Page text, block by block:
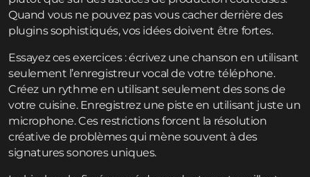
Quand vous ne pouvez pas vous cacher derrière des
plugins sophistiqués, vos idées doivent être fortes.
Essayez ces exercices : écrivez une chanson en utilisant
seulement l’enregistreur vocal de votre téléphone.
Créez un rythme en utilisant seulement des sons de
votre cuisine. Enregistrez une piste en utilisant juste un
microphone. Ces restrictions forcent la résolution
créative de problèmes qui mène souvent à des
signatures sonores uniques.